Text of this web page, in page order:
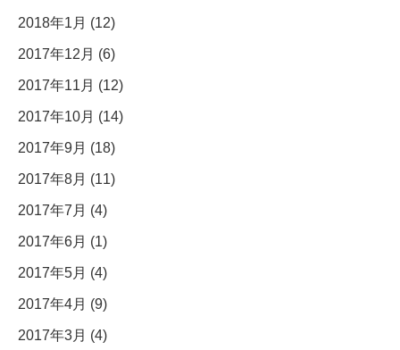
2018年1月 (12)
2017年12月 (6)
2017年11月 (12)
2017年10月 (14)
2017年9月 (18)
2017年8月 (11)
2017年7月 (4)
2017年6月 (1)
2017年5月 (4)
2017年4月 (9)
2017年3月 (4)